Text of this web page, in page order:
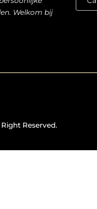
Welkom bij
Right Reserved.